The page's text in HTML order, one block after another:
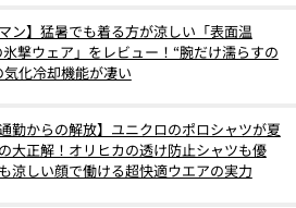
マン】猛暑でも着る方が涼しい「表面温
撃ウェア」をレビュー！“腕だけ濡らすの
気化冷却機能が凄い
通勤からの解放】ユニクロのポロシャツが夏
大正解！オリヒカの透け防止シャツも優
涼しい顔で働ける超快適ウエアの実力